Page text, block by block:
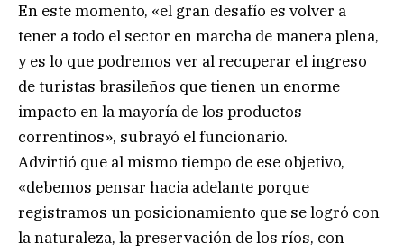
En este momento, «el gran desafío es volver a
tener a todo el sector en marcha de manera plena,
y es lo que podremos ver al recuperar el ingreso
de turistas brasileños que tienen un enorme
impacto en la mayoría de los productos
correntinos», subrayó el funcionario.
Advirtió que al mismo tiempo de ese objetivo,
«debemos pensar hacia adelante porque
registramos un posicionamiento que se logró con
la naturaleza, la preservación de los ríos, con